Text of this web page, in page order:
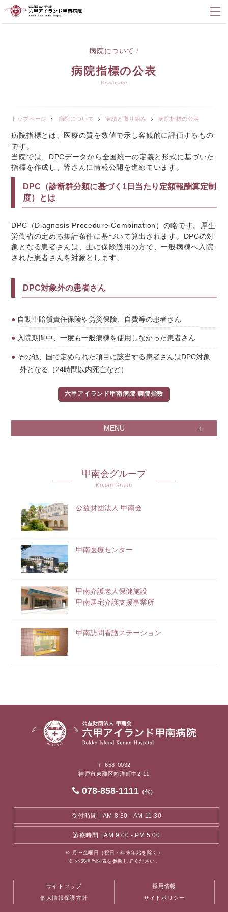
病院について /
病院指標の公表
Disclosure
トップページ 病院について 実績と取り組み 病院指標の公表
病院指標とは、医療の質を数値で示し客観的に評価するもの
です。
当院では、DPCデータから全国統一の定義と形式に基づいた
指標を作成し、皆さんに情報公開を進めています。
DPC（診断群分類に基づく1日当たり定額報酬算定制
度）とは
DPC（Diagnosis Procedure Combination）の略です。厚生
労働省の定める集計条件に基づいて算出されます。DPCの対
象となる患者さんは、主に保険適用の方で、一般病棟へ入院
された患者さんを対象とします。
DPC対象外の患者さん
自動車賠償責任保険や労災保険、自費等の患者さん
入院期間中、一度も一般病棟を使用しなかった患者さん
その他、国で定められた項目に該当する患者さんはDPC対象
外となる（24時間以内死亡など）
六甲アイランド甲南病院 病院指数
MENU
甲南会グループ
Konan Group
公益財団法人 甲南会
甲南医療センター
甲南介護老人保健施設
甲南居宅介護支援事業所
甲南訪問看護ステーション
〒 658-0032
神戸市東灘区向洋町中2-11
078-858-1111 （代）
受付時間 | AM 8:30 - AM 11:30
診療時間 | AM 9:00 - PM 5:00
※ 月〜金曜日（祝日・年末年始を除く）
※ 外来担当医表を参照してください。
サイトマップ
採用情報
個人情報保護方針
サイトポリシー